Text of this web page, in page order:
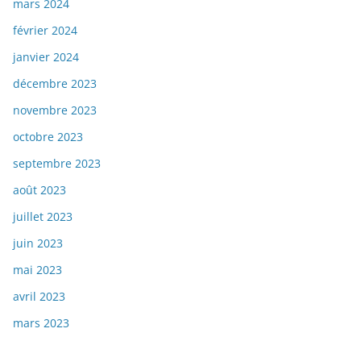
mars 2024
février 2024
janvier 2024
décembre 2023
novembre 2023
octobre 2023
septembre 2023
août 2023
juillet 2023
juin 2023
mai 2023
avril 2023
mars 2023